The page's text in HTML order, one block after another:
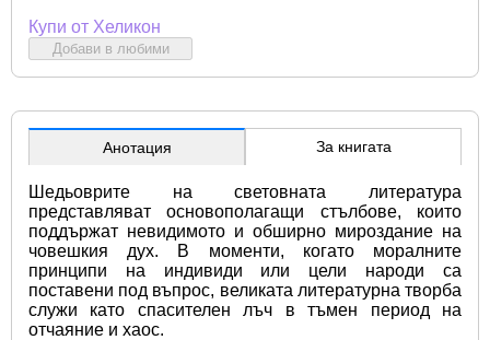
Купи от Хеликон
Добави в любими
Анотация За книгата
Шедьоврите на световната литература
представляват основополагащи стълбове, които
поддържат невидимото и обширно мироздание на
човешкия дух. В моменти, когато моралните
принципи на индивиди или цели народи са
поставени под въпрос, великата литературна творба
служи като спасителен лъч в тъмен период на
отчаяние и хаос.